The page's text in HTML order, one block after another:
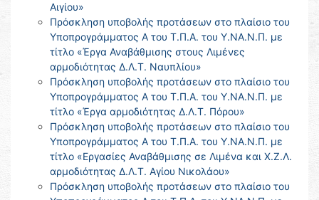
Αιγίου»
Πρόσκληση υποβολής προτάσεων στο πλαίσιο του
Υποπρογράμματος Α του Τ.Π.Α. του Υ.ΝΑ.Ν.Π. με
τίτλο «Έργα Αναβάθμισης στους Λιμένες
αρμοδιότητας Δ.Λ.Τ. Ναυπλίου»
Πρόσκληση υποβολής προτάσεων στο πλαίσιο του
Υποπρογράμματος Α του Τ.Π.Α. του Υ.ΝΑ.Ν.Π. με
τίτλο «Έργα αρμοδιότητας Δ.Λ.Τ. Πόρου»
Πρόσκληση υποβολής προτάσεων στο πλαίσιο του
Υποπρογράμματος Α του Τ.Π.Α. του Υ.ΝΑ.Ν.Π. με
τίτλο «Εργασίες Αναβάθμισης σε Λιμένα και Χ.Ζ.Λ.
αρμοδιότητας Δ.Λ.Τ. Αγίου Νικολάου»
Πρόσκληση υποβολής προτάσεων στο πλαίσιο του